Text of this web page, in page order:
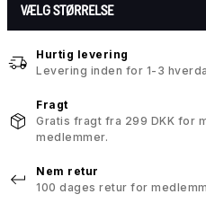
VÆLG STØRRELSE
Hurtig levering
Levering inden for 1-3
Fragt
Gratis fragt fra 299 DKK for
medlemmer.
Nem retur
100 dages retur for